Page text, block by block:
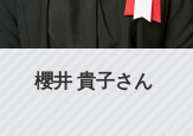
櫻井 貴子さん